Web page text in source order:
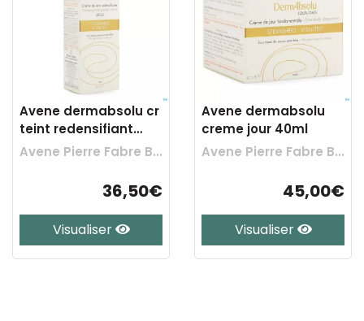
Avene dermabsolu cr
teint redensifiant
40ml
Avene Pierre Fabre Benelux
36,50€
Visualiser
Avene dermabsolu
creme jour 40ml
Avene Pierre Fabre Benelux
45,00€
Visualiser